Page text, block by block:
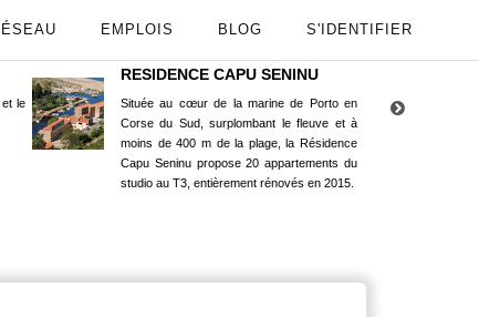
EMPLOIS BLOG S'IDENTIFIER
et le
RESIDENCE CAPU SENINU
Située au cœur de la marine de Porto en
Corse du Sud, surplombant le fleuve et à
moins de 400 m de la plage, la Résidence
Capu Seninu propose 20 appartements du
studio au T3, entièrement rénovés en 2015.